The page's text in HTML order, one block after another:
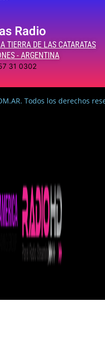
Radio
TIERRA DE LAS CATARATAS
- ARGENTINA
31 0302
Todos los derechos